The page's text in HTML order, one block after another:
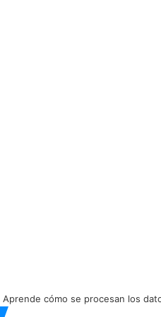
Aprende cómo se procesan los